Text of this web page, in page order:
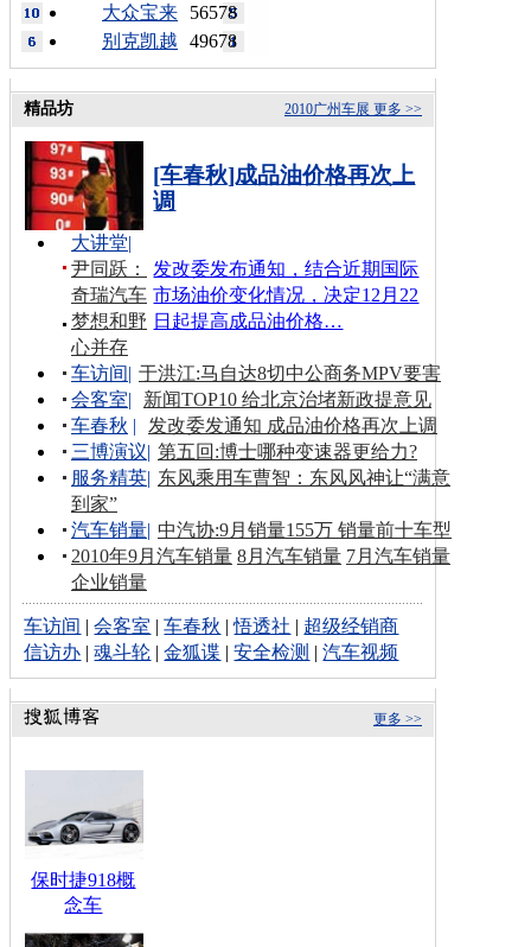
56578
大众宝来
49678
别克凯越
更多 >>
2010广州车展
精品坊
[车春秋]成品油价格再次上
调
发改委发布通知，结合近期国际
市场油价变化情况，决定12月22
日起提高成品油价格…
大讲堂|
尹同跃：
奇瑞汽车
梦想和野
心并存
车访间| 于洪江:马自达8切中公商务MPV要害
会客室|
新闻TOP10 给北京治堵新政提意见
车春秋 |
发改委发通知 成品油价格再次上调
三博演议| 第五回:博士哪种变速器更给力?
服务精英| 东风乘用车曹智：东风风神让“满意
到家”
汽车销量| 中汽协:9月销量155万 销量前十车型
2010年9月汽车销量 8月汽车销量 7月汽车销量
企业销量
车访间 |会客室 |车春秋 |悟透社 | 超级经销商
信访办 |魂斗轮 |金狐谍 |安全检测 |汽车视频
更多 >>
保时捷918概
念车